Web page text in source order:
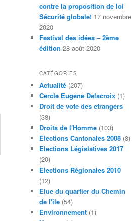
contre la proposition de loi
Sécurité globale! 17 novembre
2020
Festival des idées – 2ème
édition 28 août 2020
CATÉGORIES
Actualité (207)
Cercle Eugene Delacroix (1)
Droit de vote des etrangers
(38)
Droits de l'Homme (103)
Elections Cantonales 2008 (8)
Elections Législatives 2017
(20)
Elections Régionales 2010
(12)
Elue du quartier du Chemin
de l'ile (54)
Environnement (1)